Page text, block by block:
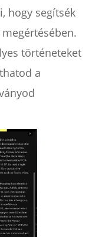
hogy segítsék
történeteket
a